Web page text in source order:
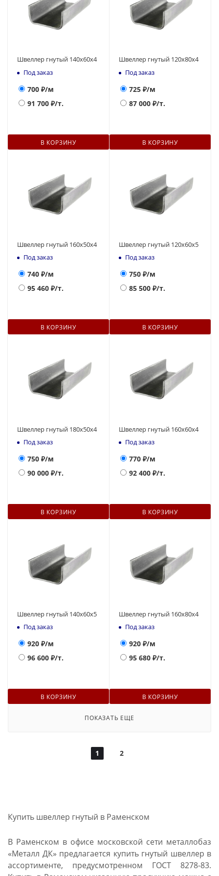
Швеллер гнутый 140х60х4
Под заказ
700 ₽/м
91 700 ₽/т.
В КОРЗИНУ
Швеллер гнутый 120х80х4
Под заказ
725 ₽/м
87 000 ₽/т.
В КОРЗИНУ
Швеллер гнутый 160х50х4
Под заказ
740 ₽/м
95 460 ₽/т.
В КОРЗИНУ
Швеллер гнутый 120х60х5
Под заказ
750 ₽/м
85 500 ₽/т.
В КОРЗИНУ
Швеллер гнутый 180х50х4
Под заказ
750 ₽/м
90 000 ₽/т.
В КОРЗИНУ
Швеллер гнутый 160х60х4
Под заказ
770 ₽/м
92 400 ₽/т.
В КОРЗИНУ
Швеллер гнутый 140х60х5
Под заказ
920 ₽/м
96 600 ₽/т.
В КОРЗИНУ
Швеллер гнутый 160х80х4
Под заказ
920 ₽/м
95 680 ₽/т.
В КОРЗИНУ
ПОКАЗАТЬ ЕЩЕ
1 2
Купить швеллер гнутый в Раменском
В Раменском в офисе московской сети металлобаз
«Металл ДК» предлагается купить гнутый швеллер в
ассортименте, предусмотренном ГОСТ 8278-83.